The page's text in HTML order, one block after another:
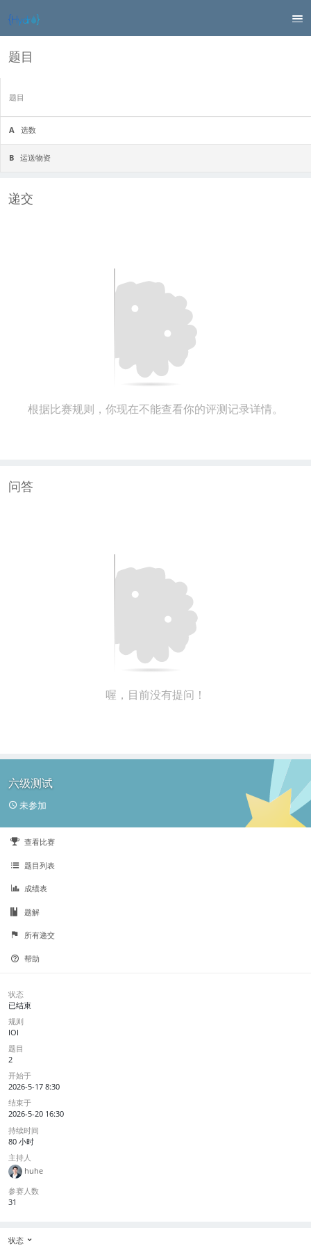
题目
题目
A 选数
B 运送物资
递交
根据比赛规则，你现在不能查看你的评测记录详情。
问答
喔，目前没有提问！
六级测试
未参加
查看比赛
题目列表
成绩表
题解
所有递交
帮助
状态
已结束
规则
IOI
题目
2
开始于
2026-5-17 8:30
结束于
2026-5-20 16:30
持续时间
80 小时
主持人
huhe
参赛人数
31
状态